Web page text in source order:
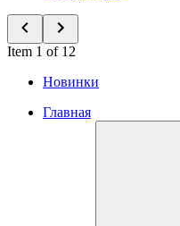
Item 1 of 12
Новинки
Главная